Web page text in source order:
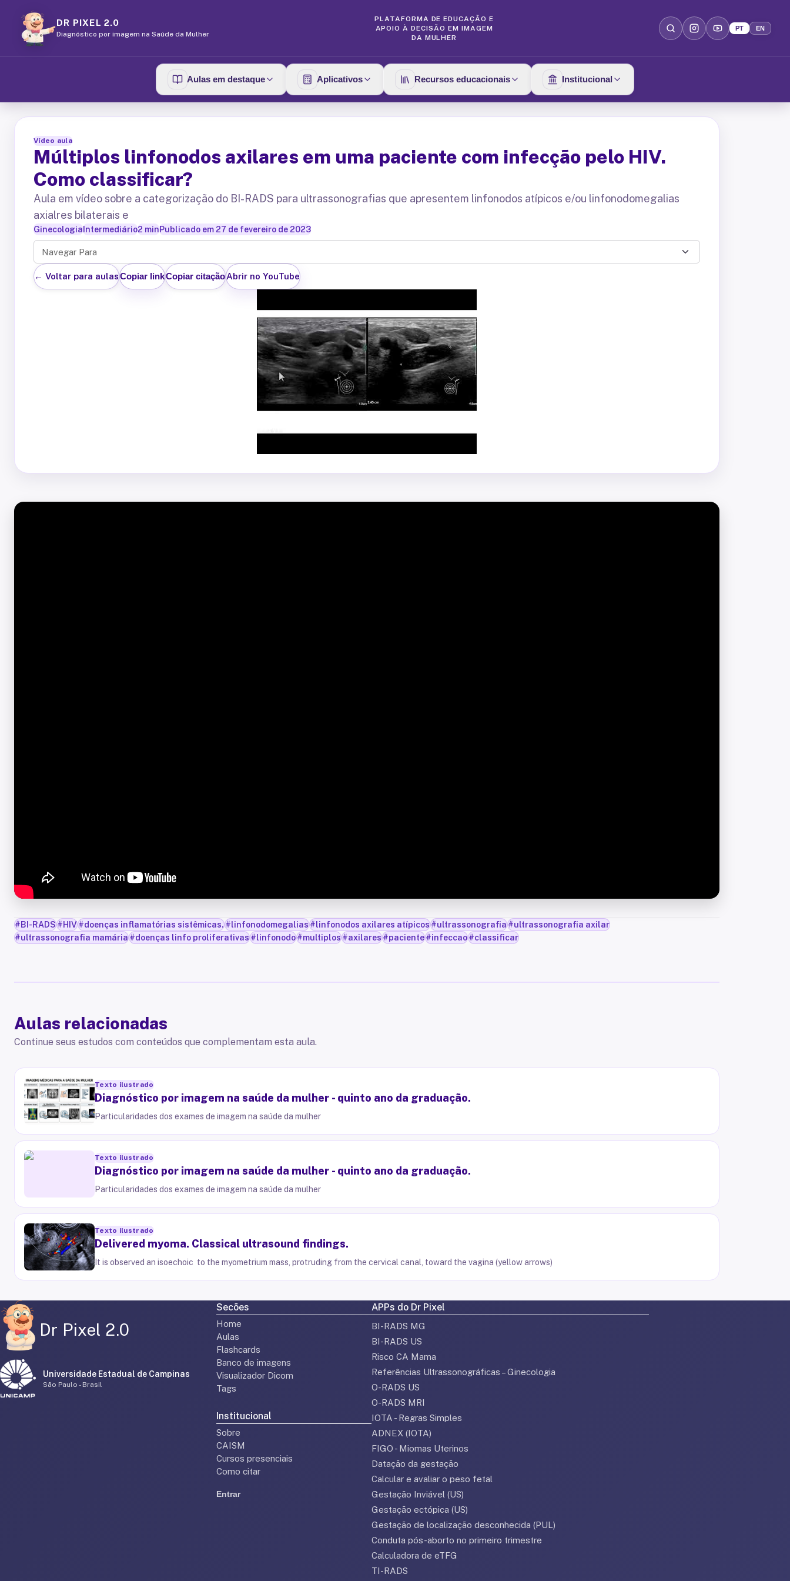
DR PIXEL 2.0
Diagnóstico por imagem na Saúde da Mulher
PLATAFORMA DE EDUCAÇÃO E
APOIO À DECISÃO EM IMAGEM
DA MULHER
PT EN
Aulas em destaque Aplicativos Recursos educacionais Institucional
Vídeo aula
Múltiplos linfonodos axilares em uma paciente com infecção pelo HIV.
Como classificar?
Aula em vídeo sobre a categorização do BI-RADS para ultrassonografias que apresentem linfonodos atípicos e/ou linfonodomegalias
axialres bilaterais e
Ginecologia Intermediário2 minPublicado em 27 de fevereiro de 2023
Navegar Para
← Voltar para aulasCopiar linkCopiar citaçãoAbrir no YouTube
#BI-RADS#HIV#doenças inflamatórias sistêmicas.#linfonodomegalias#linfonodos axilares atípicos#ultrassonografia#ultrassonografia axilar
#ultrassonografia mamária#doenças linfo proliferativas#linfonodo#multiplos#axilares#paciente#infeccao#classificar
Aulas relacionadas
Continue seus estudos com conteúdos que complementam esta aula.
Texto ilustrado
Diagnóstico por imagem na saúde da mulher - quinto ano da graduação.
Particularidades dos exames de imagem na saúde da mulher
Texto ilustrado
Diagnóstico por imagem na saúde da mulher - quinto ano da graduação.
Particularidades dos exames de imagem na saúde da mulher
Texto ilustrado
Delivered myoma. Classical ultrasound findings.
It is observed an isoechoic to the myometrium mass, protruding from the cervical canal, toward the vagina (yellow arrows)
Dr Pixel 2.0
Universidade Estadual de Campinas
São Paulo - Brasil
Secões
Home
Aulas
Flashcards
Banco de imagens
Visualizador Dicom
Tags
Institucional
Sobre
CAISM
Cursos presenciais
Como citar
Entrar
APPs do Dr Pixel
BI-RADS MG
BI-RADS US
Risco CA Mama
Referências Ultrassonográficas – Ginecologia
O-RADS US
O-RADS MRI
IOTA - Regras Simples
ADNEX (IOTA)
FIGO - Miomas Uterinos
Datação da gestação
Calcular e avaliar o peso fetal
Gestação Inviável (US)
Gestação ectópica (US)
Gestação de localização desconhecida (PUL)
Conduta pós-aborto no primeiro trimestre
Calculadora de eTFG
TI-RADS